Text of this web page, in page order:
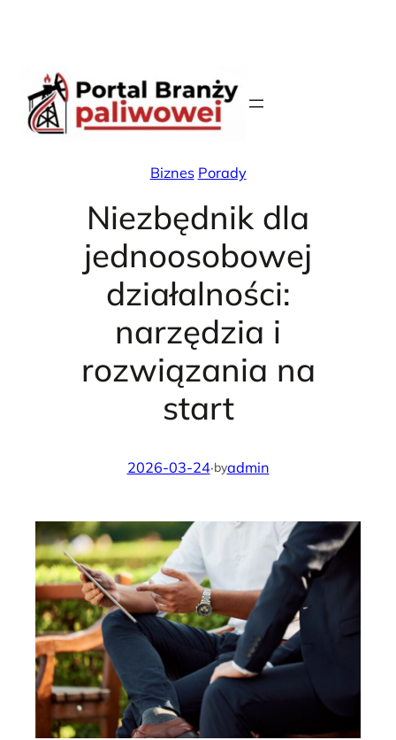
Biznes Porady
Niezbędnik dla
jednoosobowej
działalności:
narzędzia i
rozwiązania na
start
2026-03-24·byadmin